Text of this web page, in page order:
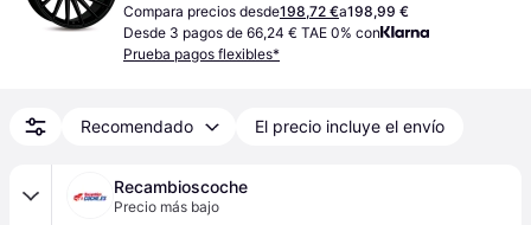
Compara precios desde198,72 €a198,99 €
Desde 3 pagos de 66,24 € TAE 0% con
Prueba pagos flexibles*
Recomendado El precio incluye el envío
Recambioscoche
Precio más bajo